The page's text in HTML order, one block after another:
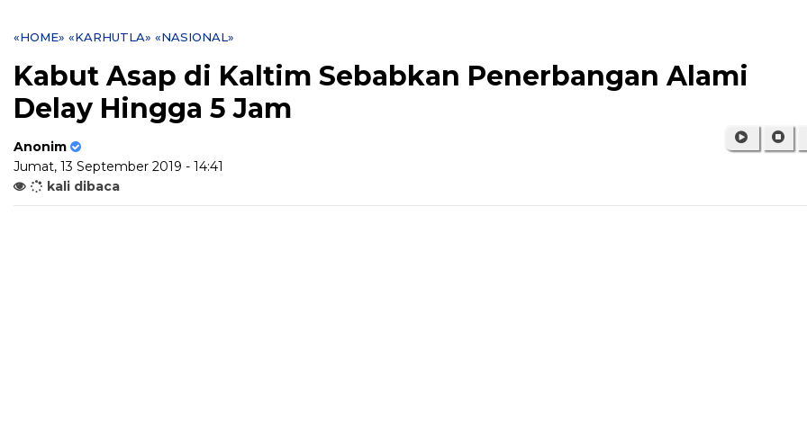
«HOME» «KARHUTLA» «NASIONAL»
Kabut Asap di Kaltim Sebabkan Penerbangan Alami
Delay Hingga 5 Jam
Anonim
Jumat, 13 September 2019 - 14:41
kali dibaca